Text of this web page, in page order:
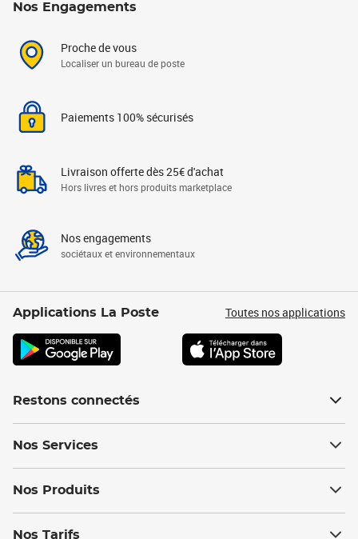
Nos Engagements
Proche de vous
Localiser un bureau de poste
Paiements 100% sécurisés
Livraison offerte dès 25€ d'achat
Hors livres et hors produits marketplace
Nos engagements
sociétaux et environnementaux
Applications La Poste Toutes nos applications
Restons connectés
Nos Services
Nos Produits
Nos Tarifs